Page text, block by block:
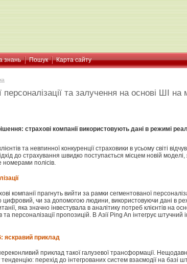
знань Пошук Карта сайту
та залучення на основі ШІ на
страхові компанії використовують дані в режимі
та невпинної конкуренції страховики в усьому світі
до страхування швидко поступається місцем новій моделі,
полісів.
компанії прагнуть вийти за рамки сегментованої
цифровий, чи за допомогою людини, використовуючи дані в
яка значно інвестувала в аналітику потреб клієнтів
та персоналізації пропозицій. В Азії Ping An інтегрує
яскравий приклад
приклад такої галузевої трансформації.
перехід до інтегрованих систем взаємодії на базі